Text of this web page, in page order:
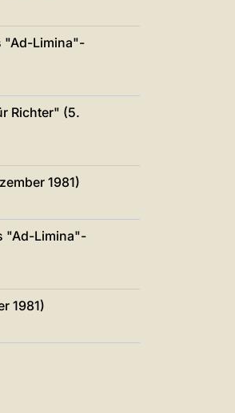
"Ad-Limina"-
Richter" (5.
1981)
"Ad-Limina"-
1981)